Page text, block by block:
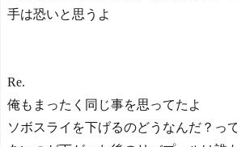
手は恐いと思うよ
Re.
俺もまったく同じ事を思ってたよ
ソボスライを下げるのどうなんだ？っ